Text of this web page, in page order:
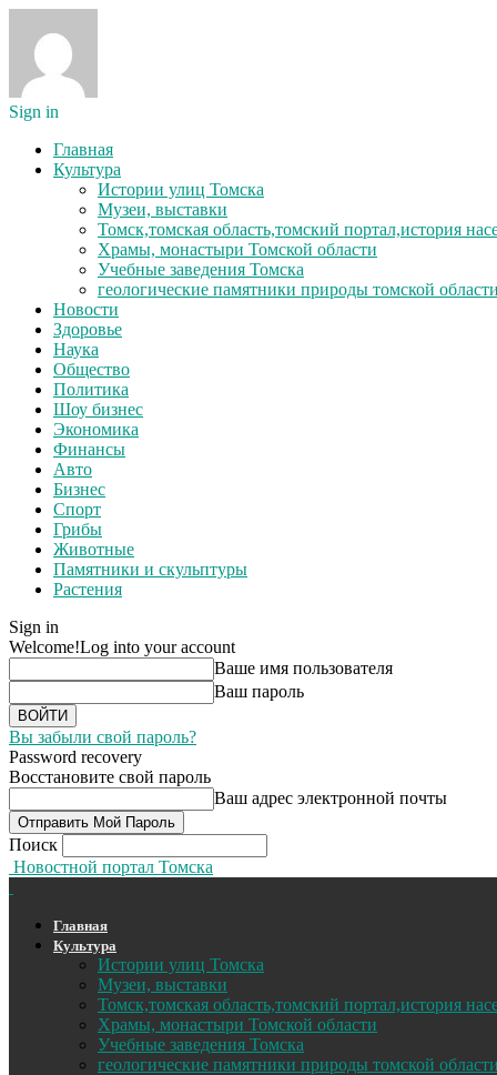
Sign in
Главная
Культура
Истории улиц Томска
Музеи, выставки
Томск,томская область,томский портал,история
Храмы, монастыри Томской области
Учебные заведения Томска
геологические памятники природы томской области
Новости
Здоровье
Наука
Общество
Политика
Шоу бизнес
Экономика
Финансы
Авто
Бизнес
Спорт
Грибы
Животные
Памятники и скульптуры
Растения
Sign in
Welcome!Log into your account
Ваше имя пользователя
Ваш пароль
Вы забыли свой пароль?
Password recovery
Восстановите свой пароль
Ваш адрес электронной почты
Поиск
Новостной портал Томска
Главная
Культура
Истории улиц Томска
Музеи, выставки
Томск,томская область,томский портал,история
Храмы, монастыри Томской области
Учебные заведения Томска
геологические памятники природы томской области